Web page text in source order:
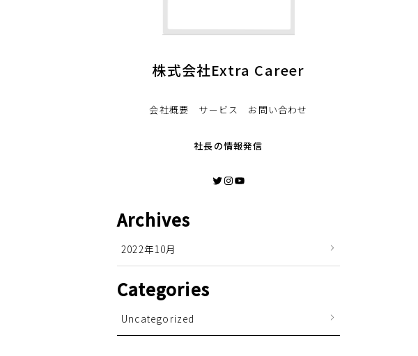
株式会社Extra Career
会社概要 サービス お問い合わせ
社長の情報発信
Twitter InstagramYouTube
Archives
2022年10月
Categories
Uncategorized